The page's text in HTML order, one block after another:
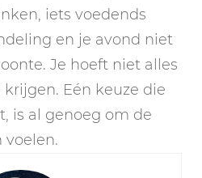
iets voedends
en je avond niet
Je hoeft niet alles
Eén keuze die
is al genoeg om de
voelen.